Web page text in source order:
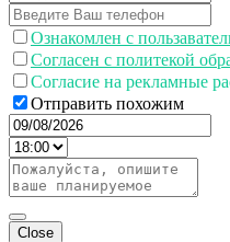
Ознакомлен с
Согласен с политекой
Согласие на рекламные
Отправить похожим
Close